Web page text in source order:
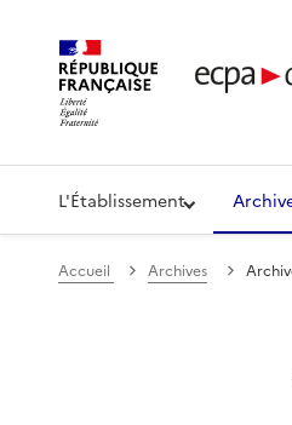
Établissement de
L'Établissement
Accueil Archives